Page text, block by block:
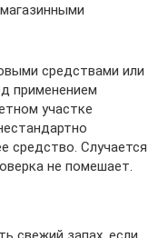
средствами или
применением
участке
средство. Случается
не помешает.